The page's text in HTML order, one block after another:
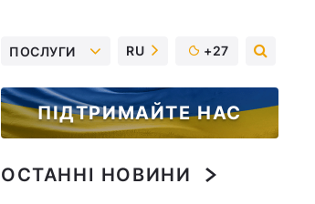
ПОСЛУГИ RU +27
ПІДТРИМАЙТЕ НАС
ОСТАННІ НОВИНИ